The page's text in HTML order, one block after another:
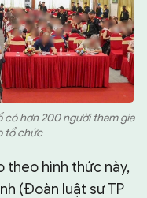
có hơn 200 người tham gia
tổ chức
theo hình thức này,
(Đoàn luật sư TP